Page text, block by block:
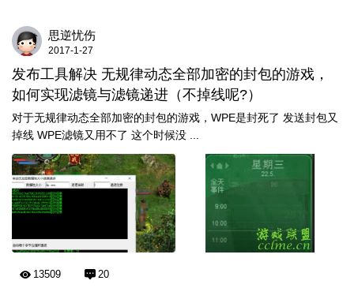
思逆忧伤
2017-1-27
发布工具解决 无规律动态全部加密的封包的游戏，
如何实现滤镜与滤镜递进（不掉线呢?）
对于无规律动态全部加密的封包的游戏，WPE是封死了 发送封包又
掉线 WPE滤镜又用不了 这个时候没 ...
13509 20